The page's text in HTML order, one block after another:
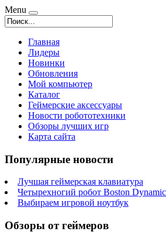
Menu
Главная
Лидеры
Новинки
Обновления
Мой компьютер
Каталог
Геймерские аксессуары
Новости робототехники
Обзоры лучших игр
Карта сайта
Популярные новости
Лучшая геймерская клавиатура
Четырехногий робот Boston
Выбираем игровой ноутбук
Обзоры от геймеров